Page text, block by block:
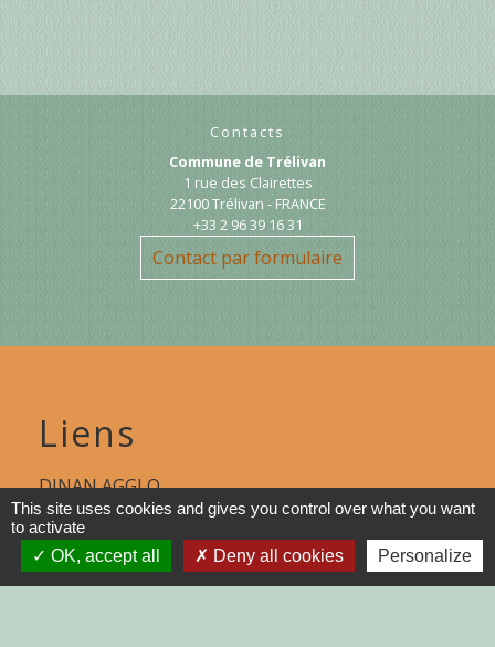
Contacts
Commune de Trélivan
1 rue des Clairettes
22100 Trélivan - FRANCE
+33 2 96 39 16 31
Contact par formulaire
Liens
DINAN AGGLO
CINEMAS DINAN
COTES D'ARMOR
This site uses cookies and gives you control over what you want
to activate
OK, accept all
Deny all cookies Personalize